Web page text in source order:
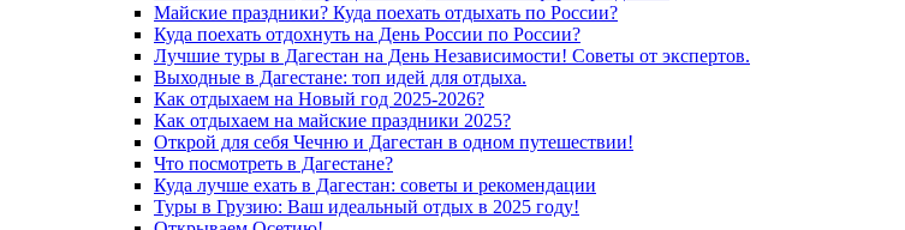
Майские праздники? Куда поехать отдыхать по России?
Куда поехать отдохнуть на День России по России?
Лучшие туры в Дагестан на День Независимости! Советы от экспертов.
Выходные в Дагестане: топ идей для отдыха.
Как отдыхаем на Новый год 2025-2026?
Как отдыхаем на майские праздники 2025?
Открой для себя Чечню и Дагестан в одном путешествии!
Что посмотреть в Дагестане?
Куда лучше ехать в Дагестан: советы и рекомендации
Туры в Грузию: Ваш идеальный отдых в 2025 году!